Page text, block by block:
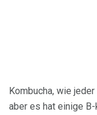
Kombucha, wie
aber es hat einige